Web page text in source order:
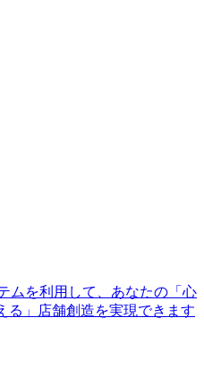
ムを利用して、あなたの「心
る」店舗創造を実現できます